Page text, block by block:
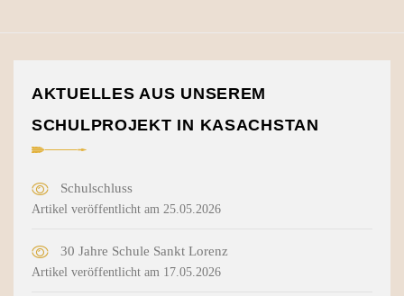
AKTUELLES AUS UNSEREM
SCHULPROJEKT IN KASACHSTAN
Schulschluss
Artikel veröffentlicht am 25.05.2026
30 Jahre Schule Sankt Lorenz
Artikel veröffentlicht am 17.05.2026